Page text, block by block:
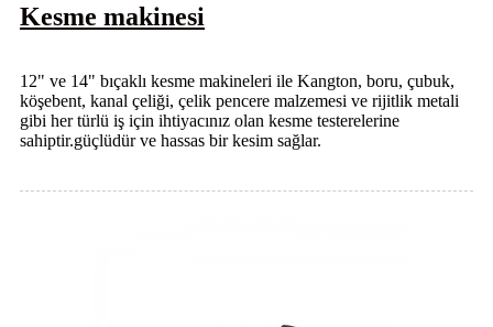
Kesme makinesi
12" ve 14" bıçaklı kesme makineleri ile Kangton, boru, çubuk,
köşebent, kanal çeliği, çelik pencere malzemesi ve rijitlik metali
gibi her türlü iş için ihtiyacınız olan kesme testerelerine
sahiptir.güçlüdür ve hassas bir kesim sağlar.